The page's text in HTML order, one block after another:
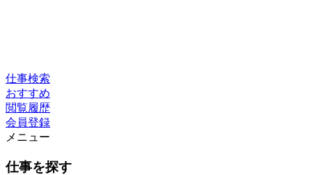
仕事検索
おすすめ
閲覧履歴
会員登録
メニュー
仕事を探す